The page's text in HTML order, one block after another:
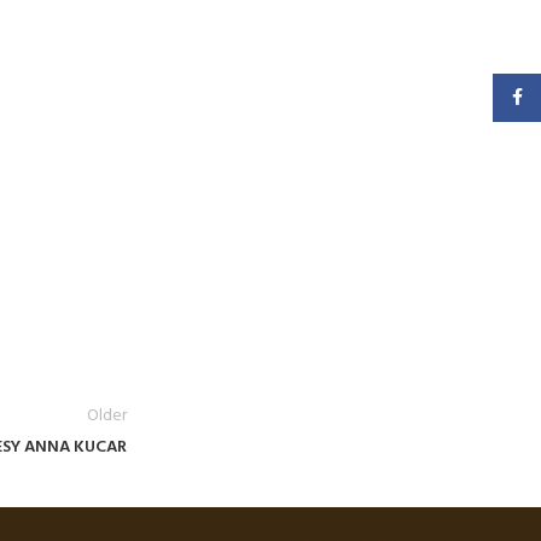
Older
ANNA KUCAR